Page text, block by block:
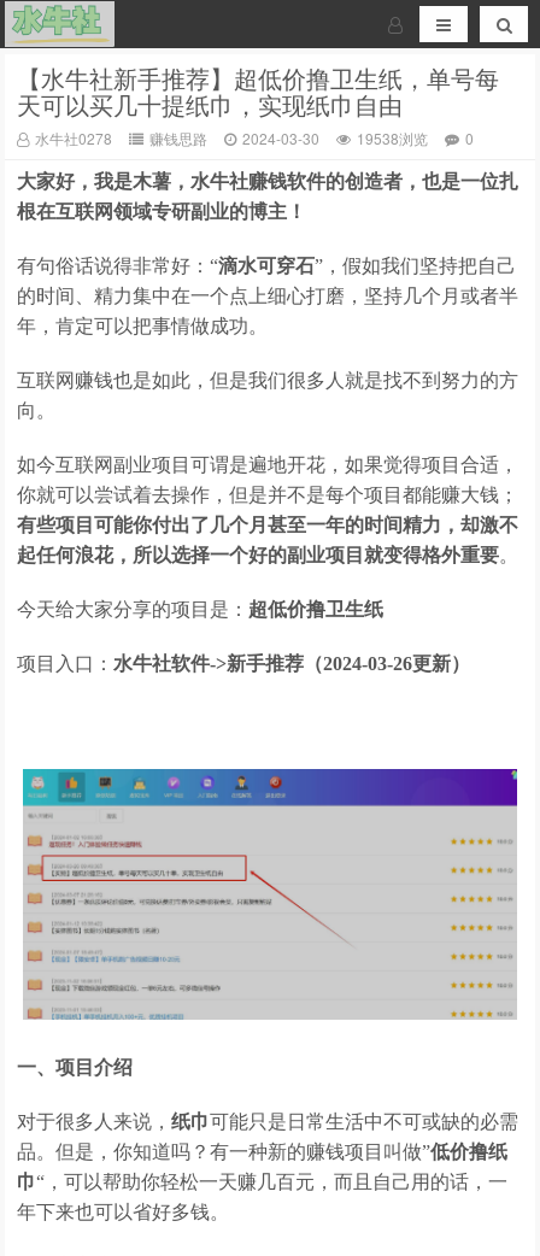
【水牛社新手推荐】超低价撸卫生纸，单号每
天可以买几十提纸巾，实现纸巾自由
水牛社0278 赚钱思路 2024-03-30 19538浏览 0
大家好，我是木薯，水牛社赚钱软件的创造者，也是一位扎
根在互联网领域专研副业的博主！
有句俗话说得非常好：“滴水可穿石”，假如我们坚持把自己
的时间、精力集中在一个点上细心打磨，坚持几个月或者半
年，肯定可以把事情做成功。
互联网赚钱也是如此，但是我们很多人就是找不到努力的方
向。
如今互联网副业项目可谓是遍地开花，如果觉得项目合适，
你就可以尝试着去操作，但是并不是每个项目都能赚大钱；
有些项目可能你付出了几个月甚至一年的时间精力，却激不
起任何浪花，所以选择一个好的副业项目就变得格外重要。
今天给大家分享的项目是： 超低价撸卫生纸
项目入口： 水牛社软件->新手推荐（2024-03-26更新）
一、项目介绍
对于很多人来说，纸巾可能只是日常生活中不可或缺的必需
品。但是，你知道吗？有一种新的赚钱项目叫做”低价撸纸
巾“，可以帮助你轻松一天赚几百元，而且自己用的话，一
年下来也可以省好多钱。